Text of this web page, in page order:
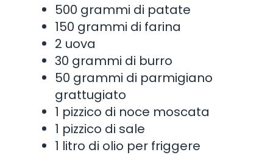
500 grammi di patate
150 grammi di farina
2 uova
30 grammi di burro
50 grammi di parmigiano
grattugiato
1 pizzico di noce moscata
1 pizzico di sale
1 litro di olio per friggere